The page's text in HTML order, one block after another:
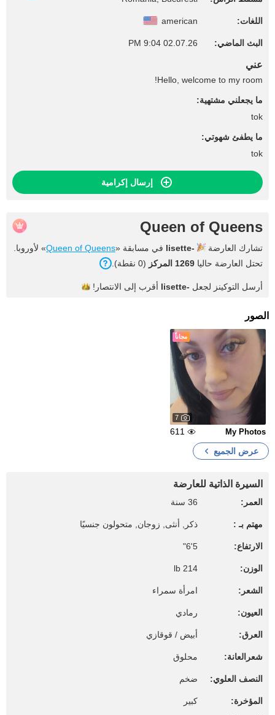
اللغات: american
البث الماضي: 02.07.26 9:04 PM
عني
Hello, welcome to my room!
ما يجعلني مشتهية:
tok
ما يطفئ شهوتي:
tok
إرسال إكرامية
Queen of Queens
تشارك العارضة lisette- في مسابقة «Queen of Queens» لأوروبا.
تحتل العارضة حاليا 1269 المركز (0 نقطة).
أرسل التوكينز لجعل lisette- أقرب إلى الانتصار!
الصور
مجاناً
7
My Photos
611
عرض الجميع
السيرة الذاتية للعارضة
العمر: 36 سنة
مهتم بـ : ذكر, أنثى, زوجان, متحولون جنسيًا
الارتفاع: 5'6"
الوزن: 214 lb
الشعر: امرأة سمراء
العيون: رمادي
العرق: أبيض / قوقازي
شعرالعانة: محلوق
النصف العلوي: ضخم
المؤخرة: كبير